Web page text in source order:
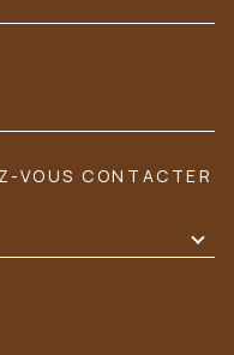
VOUS CONTACTER